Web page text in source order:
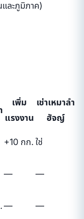
และภูมิภาค)
เพิ่ม
แรงงาน
เช่าเหมาลำ
ฮัจญ์
+10 กก. ใช่
— —
— —